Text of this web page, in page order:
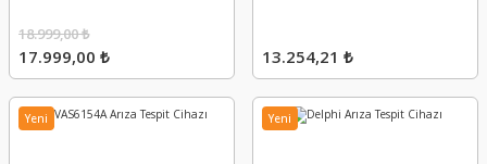
17.999,00 ₺
18.999,00 ₺
13.254,21 ₺
Yeni Yeni